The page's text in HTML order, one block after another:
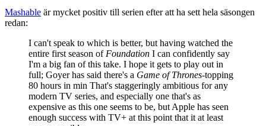
Mashable är mycket positiv till serien efter att ha sett hela säsongen
redan:
I can't speak to which is better, but having watched the
entire first season of Foundation I can confidently say
I'm a big fan of this take. I hope it gets to play out in
full; Goyer has said there's a Game of Thrones-topping
80 hours in min That's staggeringly ambitious for any
modern TV series, and especially one that's as
expensive as this one seems to be, but Apple has seen
enough success with TV+ at this point that it at least